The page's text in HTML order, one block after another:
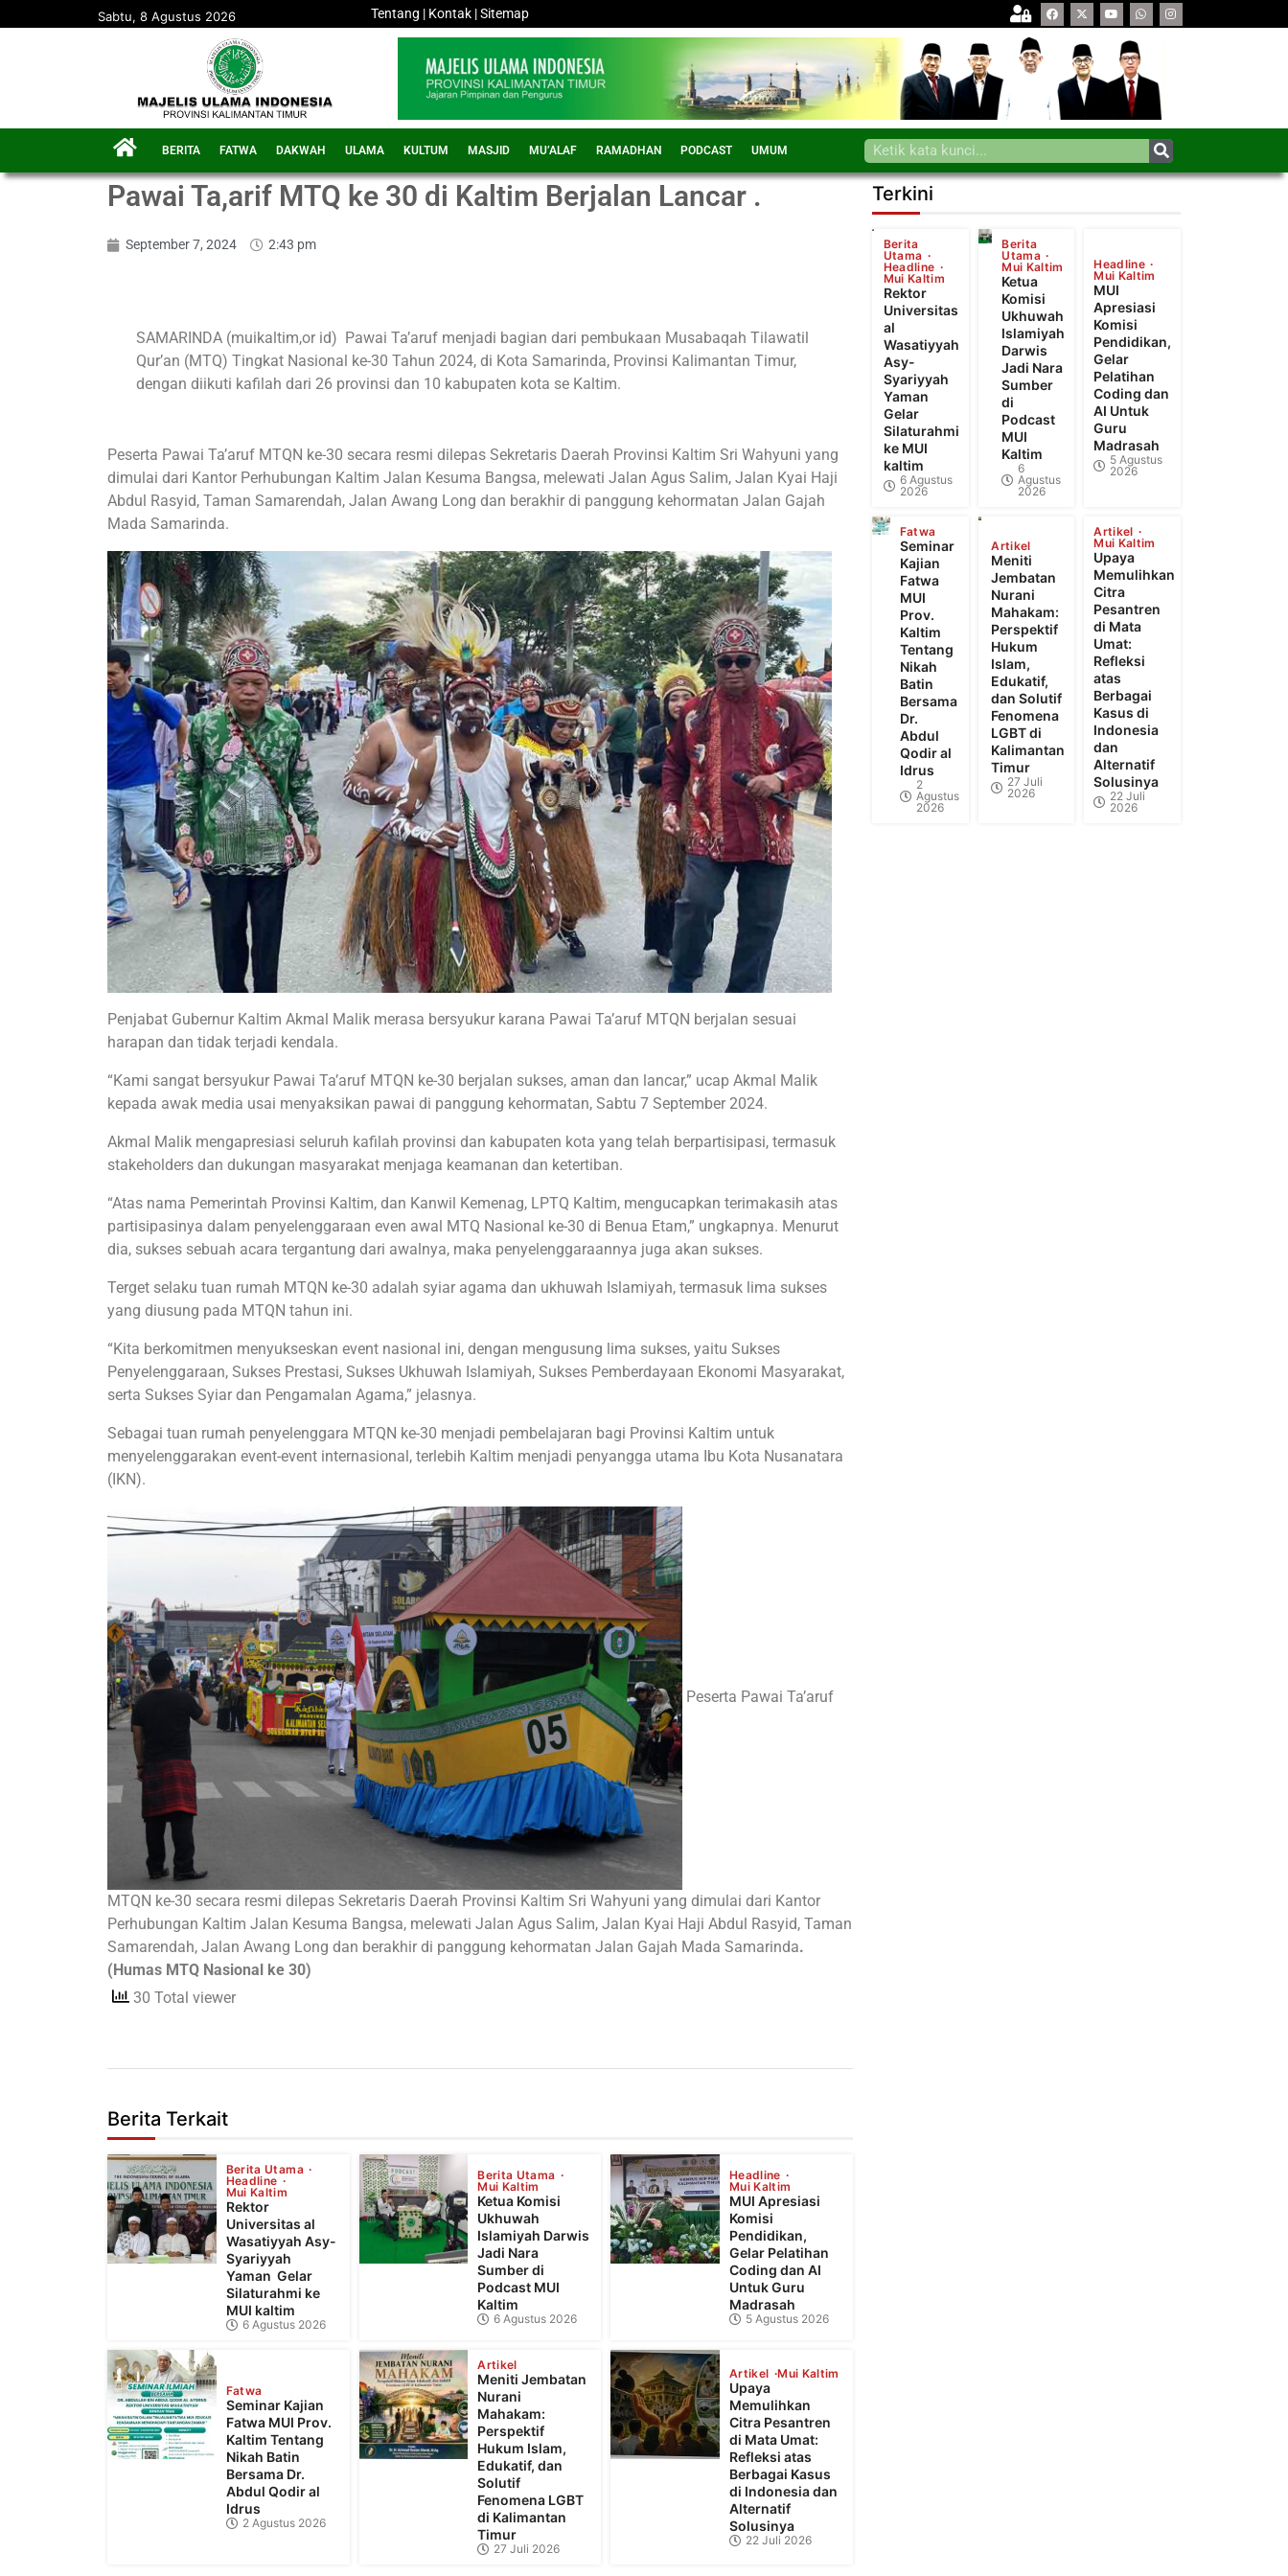
Sabtu, 8 Agustus 2026 Tentang | Kontak |Sitemap
BERITA FATWA DAKWAH ULAMA KULTUM MASJID MU’ALAF RAMADHAN PODCAST UMUM
Pawai Ta,arif MTQ ke 30 di Kaltim Berjalan Lancar .
September 7, 2024 2:43 pm
SAMARINDA (muikaltim,or id) Pawai Ta’aruf menjadi bagian dari pembukaan Musabaqah Tilawatil
Qur’an (MTQ) Tingkat Nasional ke-30 Tahun 2024, di Kota Samarinda, Provinsi Kalimantan Timur,
dengan diikuti kafilah dari 26 provinsi dan 10 kabupaten kota se Kaltim.
Peserta Pawai Ta’aruf MTQN ke-30 secara resmi dilepas Sekretaris Daerah Provinsi Kaltim Sri Wahyuni yang
dimulai dari Kantor Perhubungan Kaltim Jalan Kesuma Bangsa, melewati Jalan Agus Salim, Jalan Kyai Haji
Abdul Rasyid, Taman Samarendah, Jalan Awang Long dan berakhir di panggung kehormatan Jalan Gajah
Mada Samarinda.
Penjabat Gubernur Kaltim Akmal Malik merasa bersyukur karana Pawai Ta’aruf MTQN berjalan sesuai
harapan dan tidak terjadi kendala.
“Kami sangat bersyukur Pawai Ta’aruf MTQN ke-30 berjalan sukses, aman dan lancar,” ucap Akmal Malik
kepada awak media usai menyaksikan pawai di panggung kehormatan, Sabtu 7 September 2024.
Akmal Malik mengapresiasi seluruh kafilah provinsi dan kabupaten kota yang telah berpartisipasi, termasuk
stakeholders dan dukungan masyarakat menjaga keamanan dan ketertiban.
“Atas nama Pemerintah Provinsi Kaltim, dan Kanwil Kemenag, LPTQ Kaltim, mengucapkan terimakasih atas
partisipasinya dalam penyelenggaraan even awal MTQ Nasional ke-30 di Benua Etam,” ungkapnya. Menurut
dia, sukses sebuah acara tergantung dari awalnya, maka penyelenggaraannya juga akan sukses.
Terget selaku tuan rumah MTQN ke-30 adalah syiar agama dan ukhuwah Islamiyah, termasuk lima sukses
yang diusung pada MTQN tahun ini.
“Kita berkomitmen menyukseskan event nasional ini, dengan mengusung lima sukses, yaitu Sukses
Penyelenggaraan, Sukses Prestasi, Sukses Ukhuwah Islamiyah, Sukses Pemberdayaan Ekonomi Masyarakat,
serta Sukses Syiar dan Pengamalan Agama,” jelasnya.
Sebagai tuan rumah penyelenggara MTQN ke-30 menjadi pembelajaran bagi Provinsi Kaltim untuk
menyelenggarakan event-event internasional, terlebih Kaltim menjadi penyangga utama Ibu Kota Nusanatara
(IKN).
Peserta Pawai Ta’aruf
MTQN ke-30 secara resmi dilepas Sekretaris Daerah Provinsi Kaltim Sri Wahyuni yang dimulai dari Kantor
Perhubungan Kaltim Jalan Kesuma Bangsa, melewati Jalan Agus Salim, Jalan Kyai Haji Abdul Rasyid, Taman
Samarendah, Jalan Awang Long dan berakhir di panggung kehormatan Jalan Gajah Mada Samarinda.
(Humas MTQ Nasional ke 30)
30 Total viewer
Berita Terkait
Berita Utama
Headline
Mui Kaltim
Rektor
Universitas al
Wasatiyyah Asy-
Syariyyah
Yaman Gelar
Silaturahmi ke
MUI kaltim
6 Agustus 2026
Berita Utama
Mui Kaltim
Ketua Komisi
Ukhuwah
Islamiyah Darwis
Jadi Nara
Sumber di
Podcast MUI
Kaltim
6 Agustus 2026
Headline
Mui Kaltim
MUI Apresiasi
Komisi
Pendidikan,
Gelar Pelatihan
Coding dan AI
Untuk Guru
Madrasah
5 Agustus 2026
Fatwa
Seminar Kajian
Fatwa MUI Prov.
Kaltim Tentang
Nikah Batin
Bersama Dr.
Abdul Qodir al
Idrus
2 Agustus 2026
Artikel
Meniti Jembatan
Nurani
Mahakam:
Perspektif
Hukum Islam,
Edukatif, dan
Solutif
Fenomena LGBT
di Kalimantan
Timur
27 Juli 2026
Artikel Mui Kaltim
Upaya
Memulihkan
Citra Pesantren
di Mata Umat:
Refleksi atas
Berbagai Kasus
di Indonesia dan
Alternatif
Solusinya
22 Juli 2026
Terkini
Berita
Utama
Headline
Mui Kaltim
Rektor
Universitas
al
Wasatiyyah
Asy-
Syariyyah
Yaman
Gelar
Silaturahmi
ke MUI
kaltim
6 Agustus
2026
Berita
Utama
Mui Kaltim
Ketua
Komisi
Ukhuwah
Islamiyah
Darwis
Jadi Nara
Sumber
di
Podcast
MUI
Kaltim
6
Agustus
2026
Headline
Mui Kaltim
MUI
Apresiasi
Komisi
Pendidikan,
Gelar
Pelatihan
Coding dan
AI Untuk
Guru
Madrasah
5 Agustus
2026
Fatwa
Seminar
Kajian
Fatwa
MUI
Prov.
Kaltim
Tentang
Nikah
Batin
Bersama
Dr.
Abdul
Qodir al
Idrus
2
Agustus
2026
Artikel
Meniti
Jembatan
Nurani
Mahakam:
Perspektif
Hukum
Islam,
Edukatif,
dan Solutif
Fenomena
LGBT di
Kalimantan
Timur
27 Juli
2026
Artikel
Mui Kaltim
Upaya
Memulihkan
Citra
Pesantren
di Mata
Umat:
Refleksi
atas
Berbagai
Kasus di
Indonesia
dan
Alternatif
Solusinya
22 Juli
2026